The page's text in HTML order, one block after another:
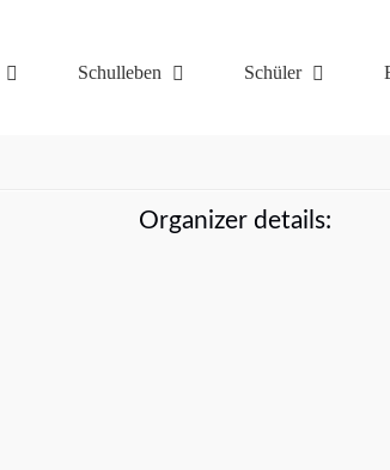
Schulleben Schüler
Organizer details: